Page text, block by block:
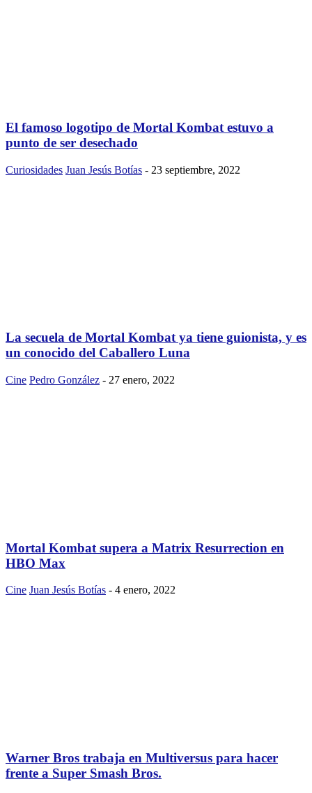
El famoso logotipo de Mortal Kombat estuvo a
punto de ser desechado
Curiosidades Juan Jesús Botías - 23 septiembre, 2022
La secuela de Mortal Kombat ya tiene guionista, y es
un conocido del Caballero Luna
Cine Pedro González - 27 enero, 2022
Mortal Kombat supera a Matrix Resurrection en
HBO Max
Cine Juan Jesús Botías - 4 enero, 2022
Warner Bros trabaja en Multiversus para hacer
frente a Super Smash Bros.